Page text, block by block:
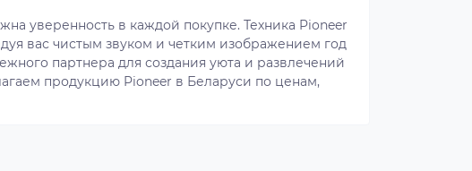
уверенность в каждой покупке. Техника Pioneer
вас чистым звуком и четким изображением год
партнера для создания уюта и развлечений
продукцию Pioneer в Беларуси по ценам,